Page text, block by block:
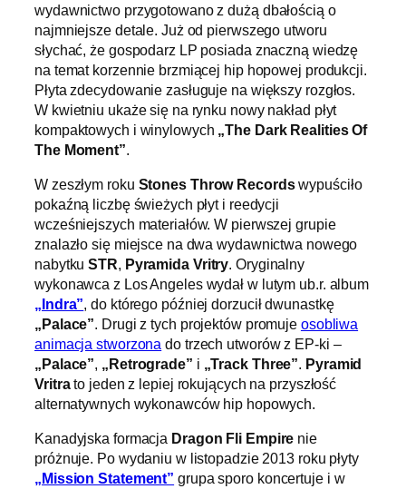
wydawnictwo przygotowano z dużą dbałością o
najmniejsze detale. Już od pierwszego utworu
słychać, że gospodarz LP posiada znaczną wiedzę
na temat korzennie brzmiącej hip hopowej produkcji.
Płyta zdecydowanie zasługuje na większy rozgłos.
W kwietniu ukaże się na rynku nowy nakład płyt
kompaktowych i winylowych „The Dark Realities Of
The Moment”.
W zeszłym roku Stones Throw Recordswypuściło
pokaźną liczbę świeżych płyt i reedycji
wcześniejszych materiałów. W pierwszej grupie
znalazło się miejsce na dwa wydawnictwa nowego
nabytkuSTR, Pyramida Vritry. Oryginalny
wykonawca z Los Angeles wydał w lutym ub.r. album
„Indra”, do którego później dorzucił dwunastkę
„Palace”. Drugi z tych projektów promuje osobliwa
animacja stworzona do trzech utworów z EP-ki –
„Palace”, „Retrograde” i „Track Three”. Pyramid
Vritrato jeden z lepiej rokujących na przyszłość
alternatywnych wykonawców hip hopowych.
Kanadyjska formacja Dragon Fli Empire nie
próżnuje. Po wydaniu w listopadzie 2013 roku płyty
„Mission Statement” grupa sporo koncertuje i w